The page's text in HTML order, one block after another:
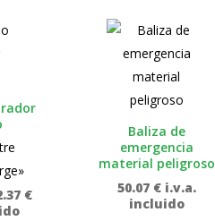
€Rango
Baliza de
emergencia
material peligroso
50.07 € i.v.a.
incluido